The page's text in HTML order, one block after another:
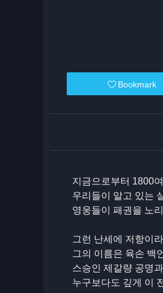
Bookmark
지금으로부터 1800
우리들이 알고 있는
영웅들이 패권을 노
그런 난세에 저항이
그의 이름은 육손 백
스승인 제갈량 공명
누구보다도 깊게 이